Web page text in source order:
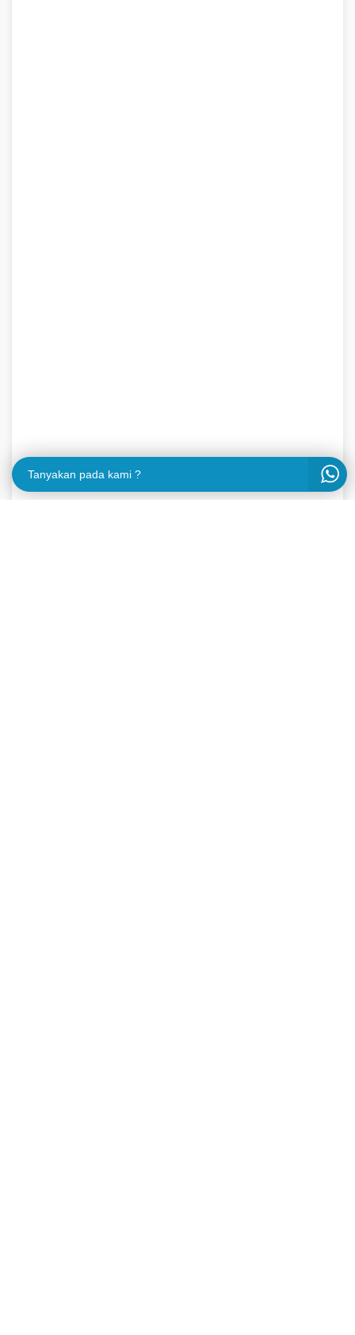
Tanyakan pada kami ?